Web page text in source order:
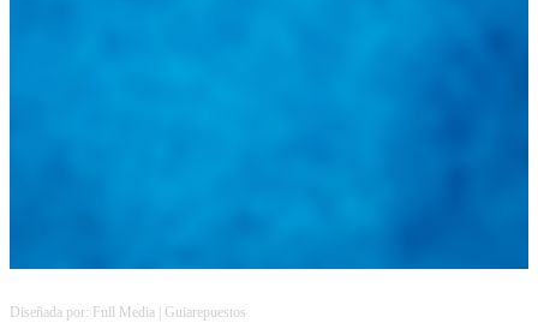
Diseñada por: Full Media | Guiarepuestos